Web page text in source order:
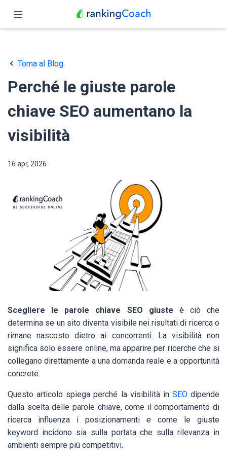
Funzioni
Prezzo
Partner
Blog
Italiano
Torna al Blog
Perché le giuste parole
chiave SEO aumentano la
visibilità
16 apr, 2026
Scegliere le parole chiave SEO giuste è ciò che
determina se un sito diventa visibile nei risultati di ricerca o
rimane nascosto dietro ai concorrenti. La visibilità non
significa solo essere online, ma apparire per ricerche che si
collegano direttamente a una domanda reale e a opportunità
concrete.
Questo articolo spiega perché la visibilità in SEOdipende
dalla scelta delle parole chiave, come il comportamento di
ricerca influenza i posizionamenti e come le giuste
keyword incidono sia sulla portata che sulla rilevanza in
ambienti sempre più competitivi.